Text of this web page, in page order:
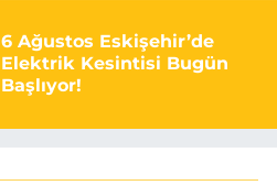
6 Ağustos Eskişehir’de
Elektrik Kesintisi Bugün
Başlıyor!